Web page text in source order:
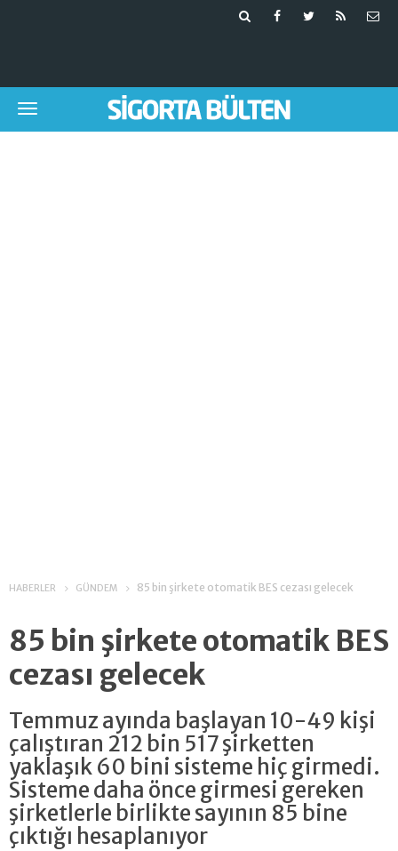
HABERLER GÜNDEM 85 bin şirkete otomatik BES cezası gelecek
85 bin şirkete otomatik BES
cezası gelecek
Temmuz ayında başlayan 10-49 kişi
çalıştıran 212 bin 517 şirketten
yaklaşık 60 bini sisteme hiç girmedi.
Sisteme daha önce girmesi gereken
şirketlerle birlikte sayının 85 bine
çıktığı hesaplanıyor